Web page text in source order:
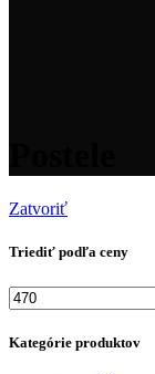
Zatvoriť
Triediť podľa ceny
Minimálna
cena
Kategórie produktov